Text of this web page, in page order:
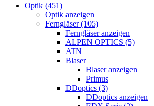
Optik (451)
Optik anzeigen
Ferngläser (105)
Ferngläser anzeigen
ALPEN OPTICS (5)
ATN
Blaser
Blaser anzeigen
Primus
DDoptics (3)
DDoptics anzeigen